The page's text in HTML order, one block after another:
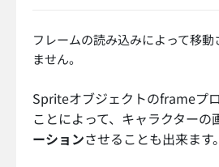
フレームの読み込みによって移動
ません。
Spriteオブジェクトのframeプ
ことによって、キャラクターの
ーションさせることも出来ます。